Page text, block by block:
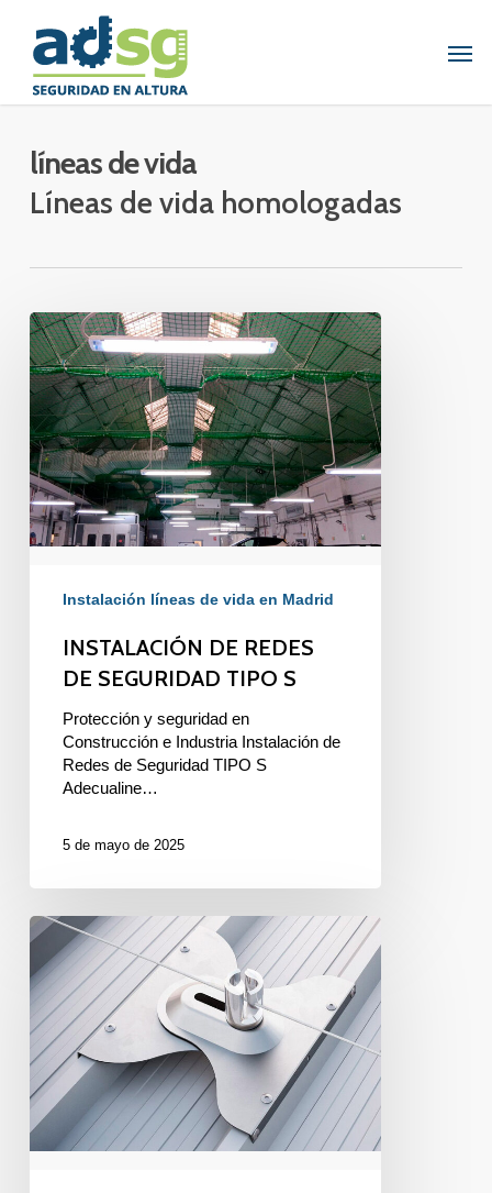
main
content
líneas de vida
Líneas de vida homologadas
INSTALACIÓN
DE
REDES
DE
SEGURIDAD
TIPO
S
Instalación líneas de vida en Madrid
INSTALACIÓN DE REDES
DE SEGURIDAD TIPO S
Protección y seguridad en
Construcción e Industria Instalación de
Redes de Seguridad TIPO S
Adecualine…
5 de mayo de 2025
LÍNEAS
VIDA
TEMPORALES
FIJAS